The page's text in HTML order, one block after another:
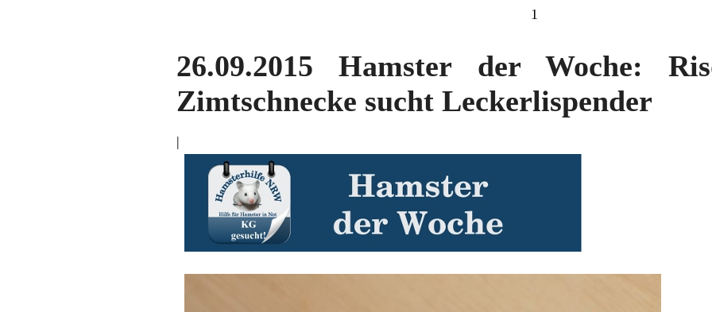
1
26.09.2015 Hamster der Woche:
Zimtschnecke sucht Leckerlispender
|